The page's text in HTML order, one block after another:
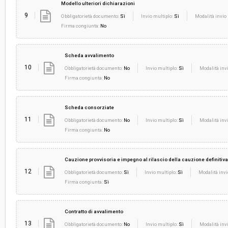
9
Modello ulteriori dichiarazioni
Obbligatorietà documento: Sì Invio multiplo: Sì
Modalità invio
Firma congiunta: No
10
Scheda avvalimento
Obbligatorietà documento: No Invio multiplo: Sì
Modalità
Firma congiunta: No
11
Scheda consorziate
Obbligatorietà documento: No Invio multiplo: Sì
Modalità
Firma congiunta: No
12
Cauzione provvisoria e impegno al rilascio della cauzione definitiva
Obbligatorietà documento: Sì Invio multiplo: Sì
Modalità
Firma congiunta: Sì
13
Contratto di avvalimento
Obbligatorietà documento: No Invio multiplo: Sì Modalità